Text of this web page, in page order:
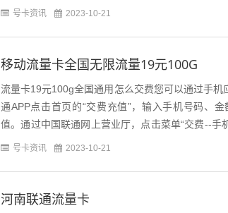
月10元的月租折扣，连续优惠两年或四年。电...
号卡资讯 2023-10-21
移动流量卡全国无限流量19元100G
流量卡19元100g全国通用怎么交费您可以通过手机
通APP点击首页的“交费充值”，输入手机号码、
值。通过中国联通网上营业厅，点击菜单“交费--手
下载【中国联通手机营业厅】APP...
号卡资讯 2023-10-21
河南联通流量卡